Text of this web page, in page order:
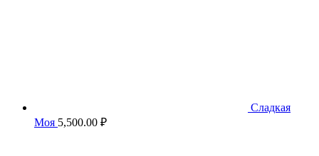
Сладкая
Моя 5,500.00 ₽